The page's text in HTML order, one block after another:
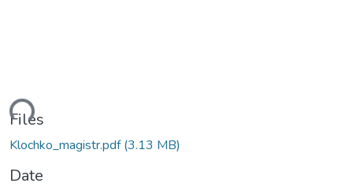
Files
Klochko_magistr.pdf(3.13 MB)
Date